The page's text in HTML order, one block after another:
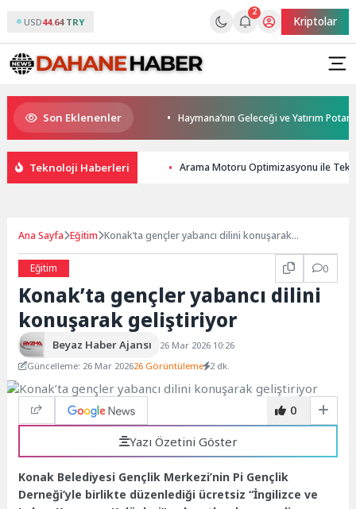
USD44.64 TRY
2
Kriptolar
Son Eklenenler
modern ulaşım yatırımı Haymana’nın Geleceği ve Yatırım
Teknoloji Haberleri Arama Motoru Optimizasyonu ile
Ana Sayfa Eğitim Konak’ta gençler yabancı dilini konuşarak
Eğitim
0
Konak’ta gençler yabancı dilini
konuşarak geliştiriyor
Beyaz Haber Ajansı
26 Mar 2026 10:26
Güncelleme: 26 Mar 202626 Görüntüleme 2 dk.
0
Yazı Özetini Göster
Konak Belediyesi Gençlik Merkezi’nin Pi Gençlik
Derneği’yle birlikte düzenlediği ücretsiz “İngilizce ve